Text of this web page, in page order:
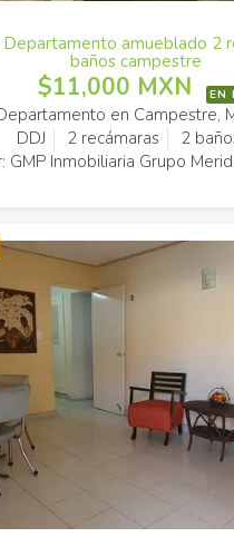
Departamento amueblado 2
baños campestre
$11,000 MXN EN
en Campestre,
DDJ
2 recámaras
2
GMP Inmobiliaria Grupo